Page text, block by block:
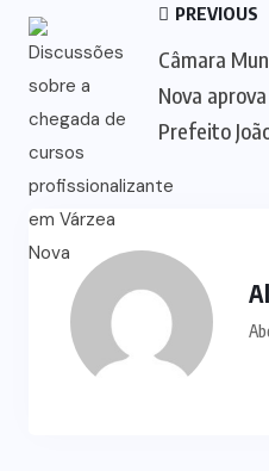
PREVIOUS
Câmara
Nova
Prefeito